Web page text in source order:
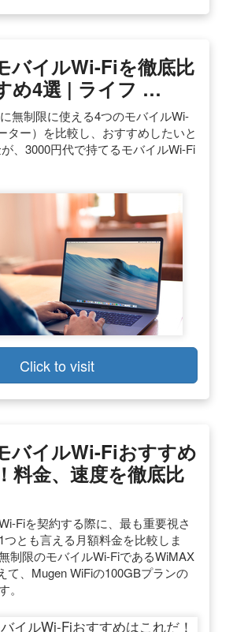
バイルWi-Fiを徹底比
め4選 | ライフ …
無制限に使える4つのモバイルWi-
ター）を比較し、おすすめしたいと
、3000円代で持てるモバイルWi-Fi
Click to visit
バイルWi-Fiおすすめ
料金、速度を徹底比
Fiを契約する際に、最も重要視さ
とも言える月額料金を比較しま
制限のモバイルWi-FiであるWiMAX
て、Mugen WiFiの100GBプランの
。